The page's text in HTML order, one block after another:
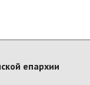
епархии